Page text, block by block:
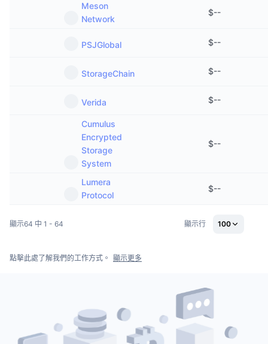
Meson
Network
$--
PSJGlobal $--
StorageChain $--
Verida $--
Cumulus
Encrypted
Storage
System
$--
Lumera
Protocol
$--
顯示64 中 1 - 64 顯示行 100
點擊此處了解我們的工作方式。 顯示更多